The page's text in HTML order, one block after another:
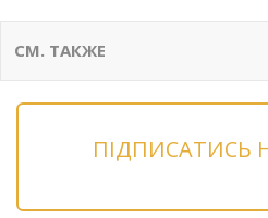
СМ. ТАКЖЕ
ПІДПИСАТИСЬ